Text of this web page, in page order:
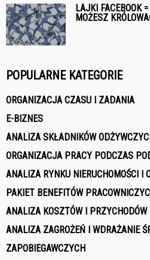
LAJKI FACEBOOK
MOŻESZ
POPULARNE KATEGORIE
ORGANIZACJA CZASU I ZADANIA
E-BIZNES
ANALIZA SKŁADNIKÓW
ORGANIZACJA PRACY PODCZAS
ANALIZA RYNKU NIERUCHOMOŚCI I
PAKIET BENEFITÓW
ANALIZA KOSZTÓW I PRZYCHODÓW
ANALIZA ZAGROŻEŃ I WDRAŻANIE
ZAPOBIEGAWCZYCH